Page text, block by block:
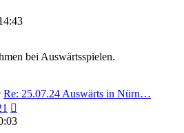
bei Auswärtsspielen.
Re: 25.07.24 Auswärts in Nürn…